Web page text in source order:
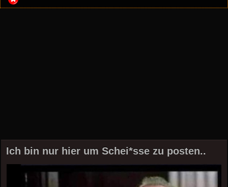
Ich bin nur hier um Schei*sse zu posten..